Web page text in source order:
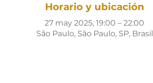
Horario y ubicación
27 may 2025, 19:00 – 22:00
São Paulo, São Paulo, SP, Brasil